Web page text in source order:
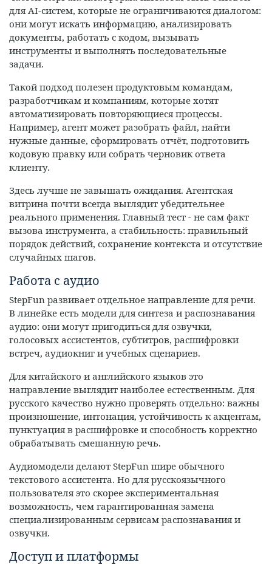
для AI-систем, которые не ограничиваются диалогом:
они могут искать информацию, анализировать
документы, работать с кодом, вызывать
инструменты и выполнять последовательные
задачи.
Такой подход полезен продуктовым командам,
разработчикам и компаниям, которые хотят
автоматизировать повторяющиеся процессы.
Например, агент может разобрать файл, найти
нужные данные, сформировать отчёт, подготовить
кодовую правку или собрать черновик ответа
клиенту.
Здесь лучше не завышать ожидания. Агентская
витрина почти всегда выглядит убедительнее
реального применения. Главный тест - не сам факт
вызова инструмента, а стабильность: правильный
порядок действий, сохранение контекста и отсутствие
случайных шагов.
Работа с аудио
StepFun развивает отдельное направление для речи.
В линейке есть модели для синтеза и распознавания
аудио: они могут пригодиться для озвучки,
голосовых ассистентов, субтитров, расшифровки
встреч, аудиокниг и учебных сценариев.
Для китайского и английского языков это
направление выглядит наиболее естественным. Для
русского качество нужно проверять отдельно: важны
произношение, интонация, устойчивость к акцентам,
пунктуация в расшифровке и способность корректно
обрабатывать смешанную речь.
Аудиомодели делают StepFun шире обычного
текстового ассистента. Но для русскоязычного
пользователя это скорее экспериментальная
возможность, чем гарантированная замена
специализированным сервисам распознавания и
озвучки.
Доступ и платформы